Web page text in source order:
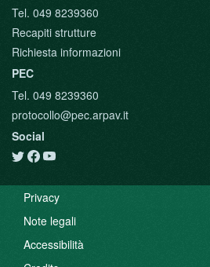
Tel. 049 8239360
Recapiti strutture
Richiesta informazioni
PEC
Tel. 049 8239360
protocollo@pec.arpav.it
Social
Privacy
Note legali
Accessibilità